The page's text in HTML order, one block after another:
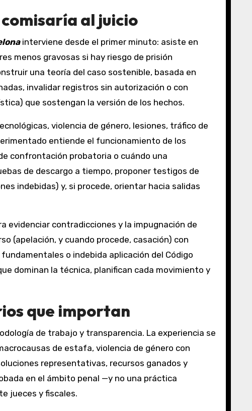
al juicio
interviene desde el primer minuto: asiste en
menos gravosas si hay riesgo de prisión
una teoría del caso sostenible, basada en
invalidar registros sin autorización o con
que sostengan la versión de los hechos.
violencia de género, lesiones, tráfico de
entiende el funcionamiento de los
confrontación probatoria o cuándo una
de descargo a tiempo, proponer testigos de
indebidas) y, si procede, orientar hacia salidas
evidenciar contradicciones y la impugnación de
(apelación, y cuando procede, casación) con
o indebida aplicación del Código
dominan la técnica, planifican cada movimiento y
que importan
de trabajo y transparencia. La experiencia se
de estafa, violencia de género con
representativas, recursos ganados y
en el ámbito penal —y no una práctica
jueces y fiscales.